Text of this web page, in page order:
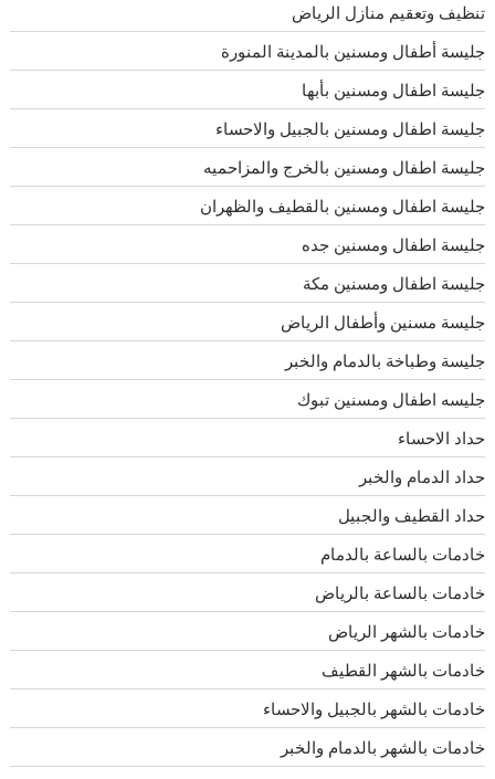
تنظيف وتعقيم منازل الرياض
جليسة أطفال ومسنين بالمدينة المنورة
جليسة اطفال ومسنين بأبها
جليسة اطفال ومسنين بالجبيل والاحساء
جليسة اطفال ومسنين بالخرج والمزاحميه
جليسة اطفال ومسنين بالقطيف والظهران
جليسة اطفال ومسنين جده
جليسة اطفال ومسنين مكة
جليسة مسنين وأطفال الرياض
جليسة وطباخة بالدمام والخبر
جليسه اطفال ومسنين تبوك
حداد الاحساء
حداد الدمام والخبر
حداد القطيف والجبيل
خادمات بالساعة بالدمام
خادمات بالساعة بالرياض
خادمات بالشهر الرياض
خادمات بالشهر القطيف
خادمات بالشهر بالجبيل والاحساء
خادمات بالشهر بالدمام والخبر